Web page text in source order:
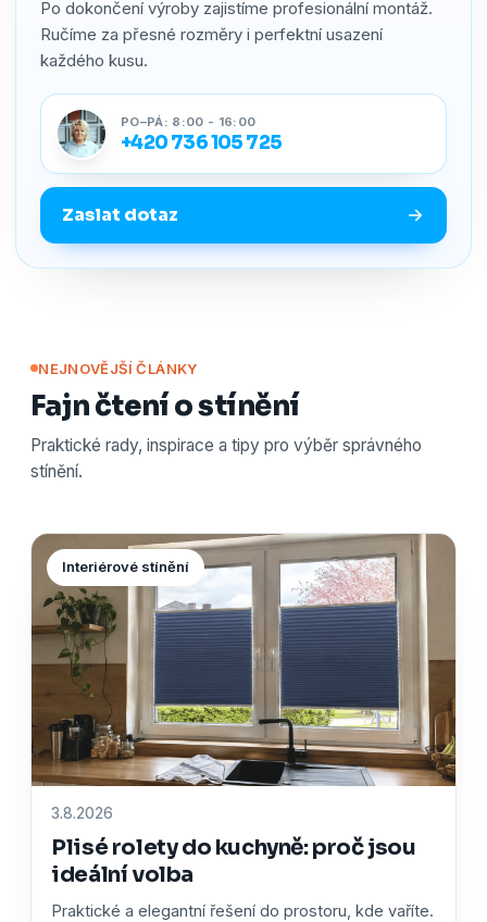
Po dokončení výroby zajistíme profesionální montáž.
Ručíme za přesné rozměry i perfektní usazení
každého kusu.
PO–PÁ: 8:00 - 16:00
+420 736 105 725
Zaslat dotaz
NEJNOVĚJŠÍ ČLÁNKY
Fajn čtení o stínění
Praktické rady, inspirace a tipy pro výběr správného
stínění.
Interiérové stínění
3.8.2026
Plisé rolety do kuchyně: proč jsou
ideální volba
Praktické a elegantní řešení do prostoru, kde vaříte.